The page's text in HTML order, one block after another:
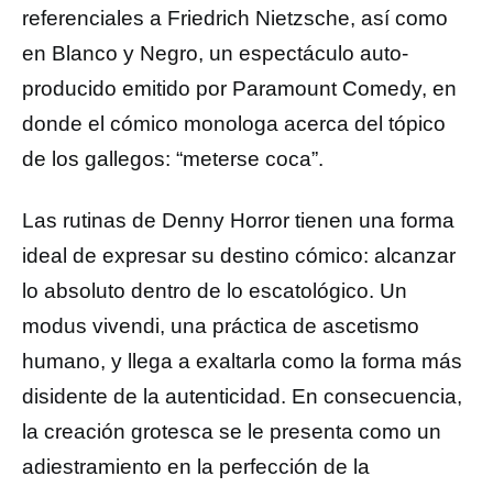
referenciales a Friedrich Nietzsche, así como
en Blanco y Negro, un espectáculo auto-
producido emitido por Paramount Comedy, en
donde el cómico monologa acerca del tópico
de los gallegos: “meterse coca”.
Las rutinas de Denny Horror tienen una forma
ideal de expresar su destino cómico: alcanzar
lo absoluto dentro de lo escatológico. Un
modus vivendi, una práctica de ascetismo
humano, y llega a exaltarla como la forma más
disidente de la autenticidad. En consecuencia,
la creación grotesca se le presenta como un
adiestramiento en la perfección de la